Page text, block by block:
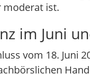
moderat ist.
im Juni
vom 18. Juni